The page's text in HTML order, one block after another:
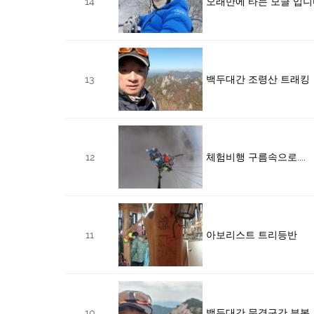
13 백두대간 조령산 트래킹
12 체험비행 구름속으로....
11 아보리스트 트리등반